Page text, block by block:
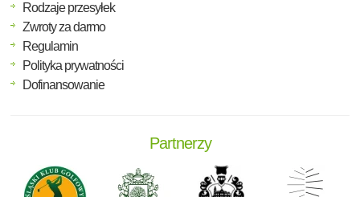
Rodzaje przesyłek
Zwroty za darmo
Regulamin
Polityka prywatności
Dofinansowanie
Partnerzy